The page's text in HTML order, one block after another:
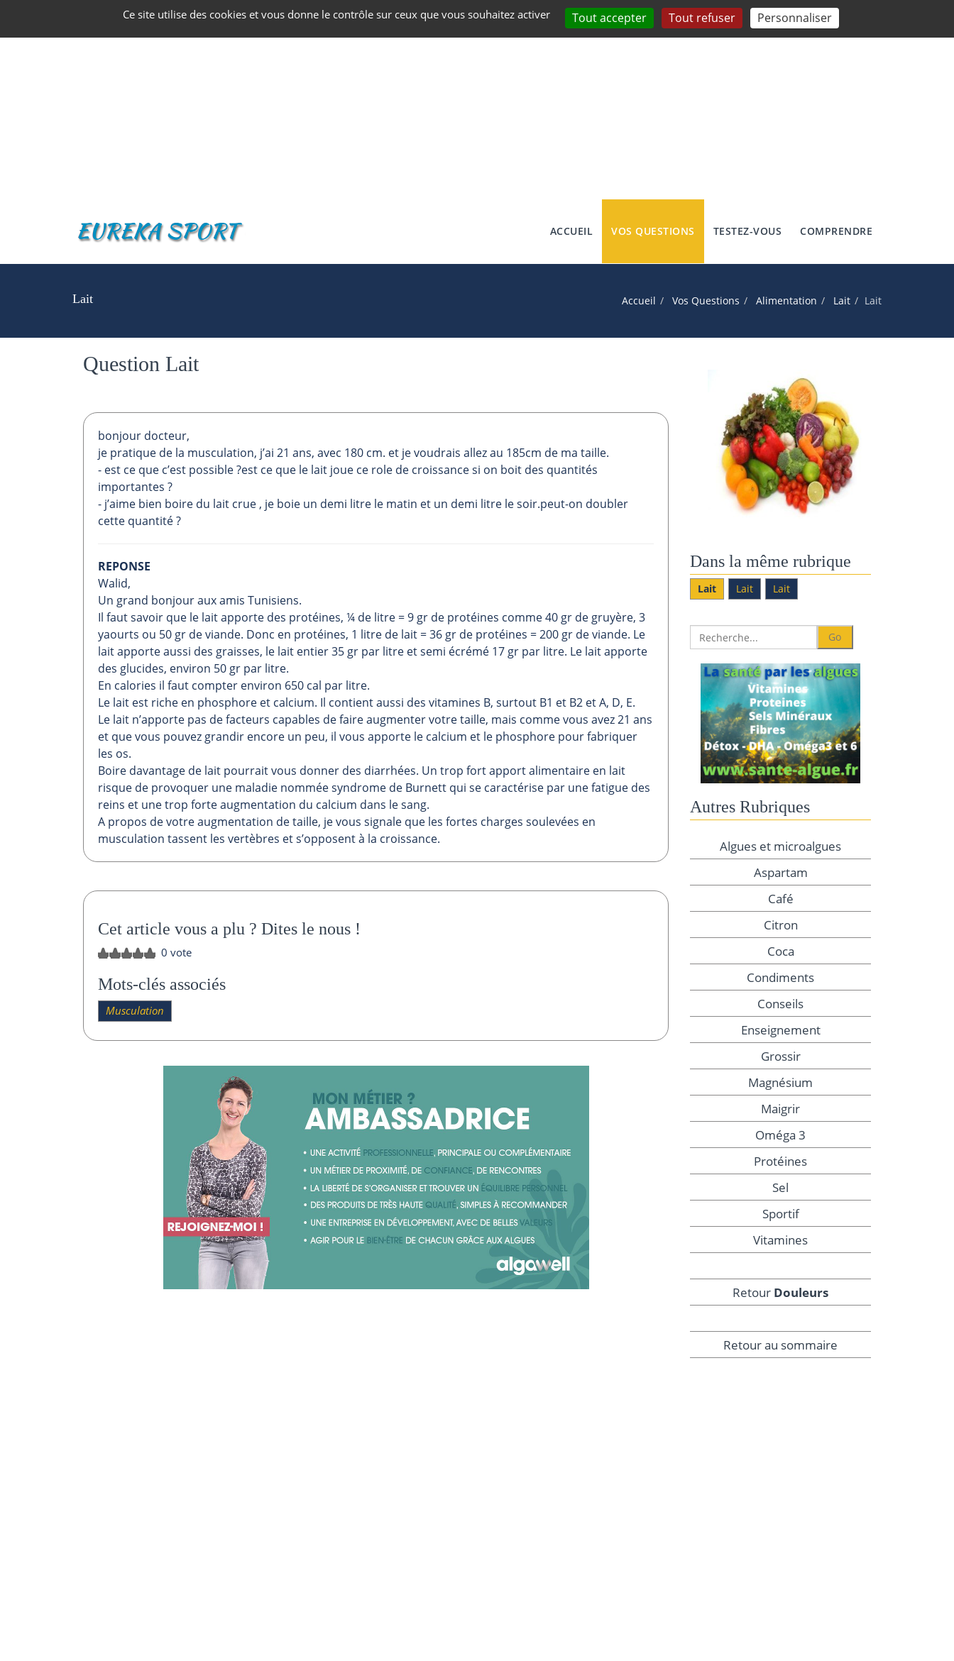
ACCUEIL VOS QUESTIONS TESTEZ-VOUS COMPRENDRE
Lait Accueil Vos Questions Alimentation Lait Lait
Question Lait
bonjour docteur,
je pratique de la musculation, j’ai 21 ans, avec 180 cm. et je voudrais allez au 185cm de ma taille.
- est ce que c’est possible ?est ce que le lait joue ce role de croissance si on boit des quantités
importantes ?
- j’aime bien boire du lait crue , je boie un demi litre le matin et un demi litre le soir.peut-on doubler
cette quantité ?
REPONSE
Walid,
Un grand bonjour aux amis Tunisiens.
Il faut savoir que le lait apporte des protéines, ¼ de litre = 9 gr de protéines comme 40 gr de gruyère, 3
yaourts ou 50 gr de viande. Donc en protéines, 1 litre de lait = 36 gr de protéines = 200 gr de viande. Le
lait apporte aussi des graisses, le lait entier 35 gr par litre et semi écrémé 17 gr par litre. Le lait apporte
des glucides, environ 50 gr par litre.
En calories il faut compter environ 650 cal par litre.
Le lait est riche en phosphore et calcium. Il contient aussi des vitamines B, surtout B1 et B2 et A, D, E.
Le lait n’apporte pas de facteurs capables de faire augmenter votre taille, mais comme vous avez 21 ans
et que vous pouvez grandir encore un peu, il vous apporte le calcium et le phosphore pour fabriquer
les os.
Boire davantage de lait pourrait vous donner des diarrhées. Un trop fort apport alimentaire en lait
risque de provoquer une maladie nommée syndrome de Burnett qui se caractérise par une fatigue des
reins et une trop forte augmentation du calcium dans le sang.
A propos de votre augmentation de taille, je vous signale que les fortes charges soulevées en
musculation tassent les vertèbres et s’opposent à la croissance.
Cet article vous a plu ? Dites le nous !
0 vote
Mots-clés associés
Musculation
Dans la même rubrique
Lait Lait Lait
Autres Rubriques
Algues et microalgues
Aspartam
Café
Citron
Coca
Condiments
Conseils
Enseignement
Grossir
Magnésium
Maigrir
Oméga 3
Protéines
Sel
Sportif
Vitamines
Retour Douleurs
Retour au sommaire
Ce site utilise des cookies et vous donne le contrôle sur ceux que vous souhaitez activer Tout accepter Tout refuser Personnaliser